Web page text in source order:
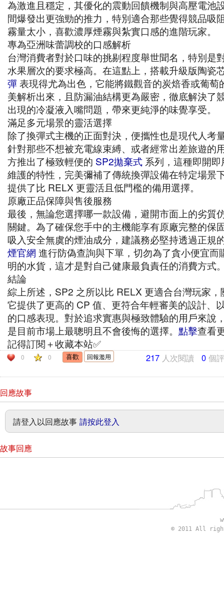
為激進且穩定，其優化的震動回饋機制與高壓電池
間爆發出更強勁的推力，特別適合那些覺得競品吸
霧量太小，喜歡濃厚煙霧與紮實口感的進階玩家。
專為亞洲味蕾調校的口感解析
台灣消費者對於口味的挑剔程度舉世聞名，特別是
水果層次的要求極高。在這點上，搭載升級版陶瓷
彈表現得尤為出色，它能將鐵觀音的炭焙香或葡萄
美解析出來，且防漏油結構更為嚴密，徹底解決了
出現的冷凝液入嘴問題，帶來更純淨的味覺享受。
滿足多元場景的靈活選擇
除了換彈式主機的正面對決，便攜性也是現代人考
針對那些不想被充電線束縛、或者經常出差旅遊的
方推出了極致輕便的 SP2拋棄式 系列，這種即開
維護的特性，完美彌補了傳統換彈設備在特定場景
提供了比 RELX 更靈活且低門檻的備用選擇。
原廠正品保障與售後服務
最後，無論您選擇哪一款設備，避開市面上的劣質
關鍵。為了確保您手中的主機能享有原廠完整的保
吸入安全無虞的煙油成分，建議務必堅持透過正規
煙官網 進行防偽查詢與下單，切勿為了貪小便宜而
明的水貨，這才是對自己健康最負責任的消費方式
結論
綜上所述，SP2 之所以比 RELX 更適合台灣玩家，
它提供了更高的 CP 值、更符合年輕審美的設計、
的口感表現。對於追求實惠與極致體驗的用戶來說
是目前市場上最聰明且不會後悔的選擇。 點擊查看
記得訂閱＋收藏本站✅
0 0 回報濫用 217 人次閱讀 0 個
回應故事
請登入以回應故事 請按此登入
故事回應
© 2011 All